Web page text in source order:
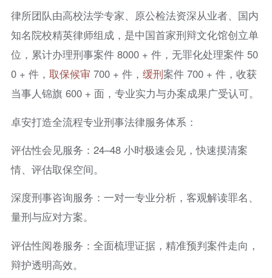
律所团队由高校法学专家、原公检法资深从业者、国内
知名院校精英律师组成，是中国首家刑辩文化馆创立单
位，累计办理刑事案件 8000 + 件，无罪化处理案件 50
0 + 件， 取保候审 700 + 件， 缓刑案件 700 + 件，收获
当事人锦旗 600 + 面，专业实力与办案成果广受认可。
卓安打造全流程专业刑事法律服务体系：
评估性会见服务：24–48 小时极速会见，快速摸清案
情、评估取保空间。
深度刑事咨询服务：一对一专业分析，客观解读罪名、
量刑与应对方案。
评估性阅卷服务：全面梳理证据，精准预判案件走向，
辩护透明高效。